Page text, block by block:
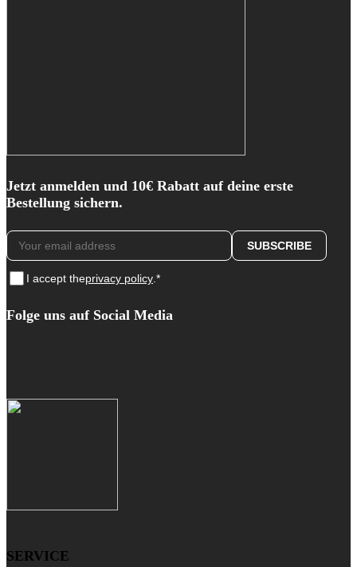
Jetzt anmelden und 10€ Rabatt auf deine erste
Bestellung sichern.
I accept theprivacy policy .*
Folge uns auf Social Media
SERVICE